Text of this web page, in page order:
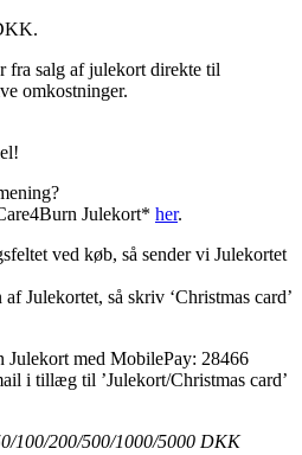
fra salg af julekort direkte til
omkostninger.
Julekort* her.
ved køb, så sender vi Julekortet
Julekortet, så skriv ‘Christmas card’
Julekort med MobilePay: 28466
i tillæg til ’Julekort/Christmas card’
100/200/500/1000/5000 DKK